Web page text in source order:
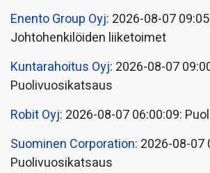
Enento Group Oyj: 2026-08-07
Johtohenkilöiden liiketoimet
Kuntarahoitus Oyj: 2026-08-07
Puolivuosikatsaus
Robit Oyj: 2026-08-07 06:00:09:
Suominen Corporation: 2026-08-07
Puolivuosikatsaus